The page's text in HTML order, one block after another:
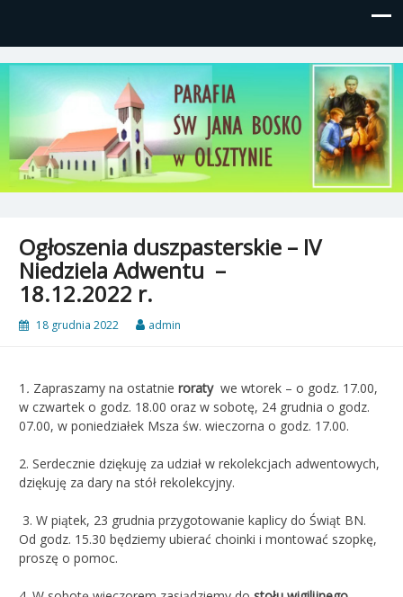
Parafia św, Jana Bosko w
Olsztynie
Gutkowo, ul. Żółkiewskiego 1
Ogłoszenia duszpasterskie – IV
Niedziela Adwentu –
18.12.2022 r.
18 grudnia 2022 admin
1 . Zapraszamy na ostatnie roratywe wtorek – o godz. 17.00,
w czwartek o godz. 18.00 oraz w sobotę, 24 grudnia o godz.
07.00, w poniedziałek Msza św. wieczorna o godz. 17.00.
2. Serdecznie dziękuję za udział w rekolekcjach adwentowych,
dziękuję za dary na stół rekolekcyjny.
3. W piątek, 23 grudnia przygotowanie kaplicy do Świąt BN.
Od godz. 15.30 będziemy ubierać choinki i montować szopkę,
proszę o pomoc.